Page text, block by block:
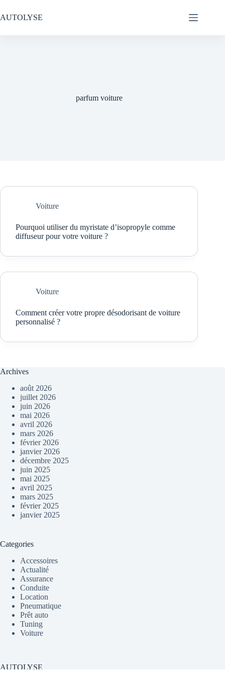
au
contenu
AUTOLYSE
parfum voiture
Voiture
Pourquoi utiliser du myristate d’isopropyle comme
diffuseur pour votre voiture ?
Voiture
Comment créer votre propre désodorisant de voiture
personnalisé ?
Archives
août 2026
juillet 2026
juin 2026
mai 2026
avril 2026
mars 2026
février 2026
janvier 2026
décembre 2025
juin 2025
mai 2025
avril 2025
mars 2025
février 2025
janvier 2025
Categories
Accessoires
Actualité
Assurance
Conduite
Location
Pneumatique
Prêt auto
Tuning
Voiture
AUTOLYSE